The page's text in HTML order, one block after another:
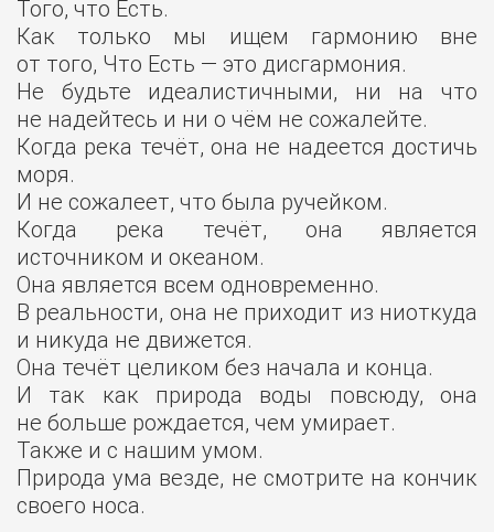
Того, что Есть.
Как только мы ищем гармонию вне
от того, Что Есть — это дисгармония.
Не будьте идеалистичными, ни на что
не надейтесь и ни о чём не сожалейте.
Когда река течёт, она не надеется достичь
моря.
И не сожалеет, что была ручейком.
Когда река течёт, она является
источником и океаном.
Она является всем одновременно.
В реальности, она не приходит из ниоткуда
и никуда не движется.
Она течёт целиком без начала и конца.
И так как природа воды повсюду, она
не больше рождается, чем умирает.
Также и с нашим умом.
Природа ума везде, не смотрите на кончик
своего носа.